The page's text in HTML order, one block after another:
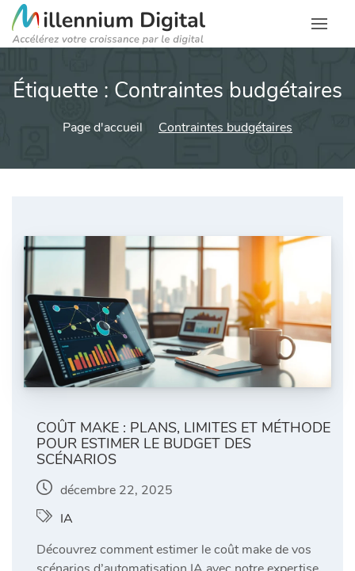
Étiquette : Contraintes budgétaires
Page d'accueil Contraintes budgétaires
COÛT MAKE : PLANS, LIMITES ET MÉTHODE
POUR ESTIMER LE BUDGET DES
SCÉNARIOS
décembre 22, 2025
IA
Découvrez comment estimer le coût make de vos